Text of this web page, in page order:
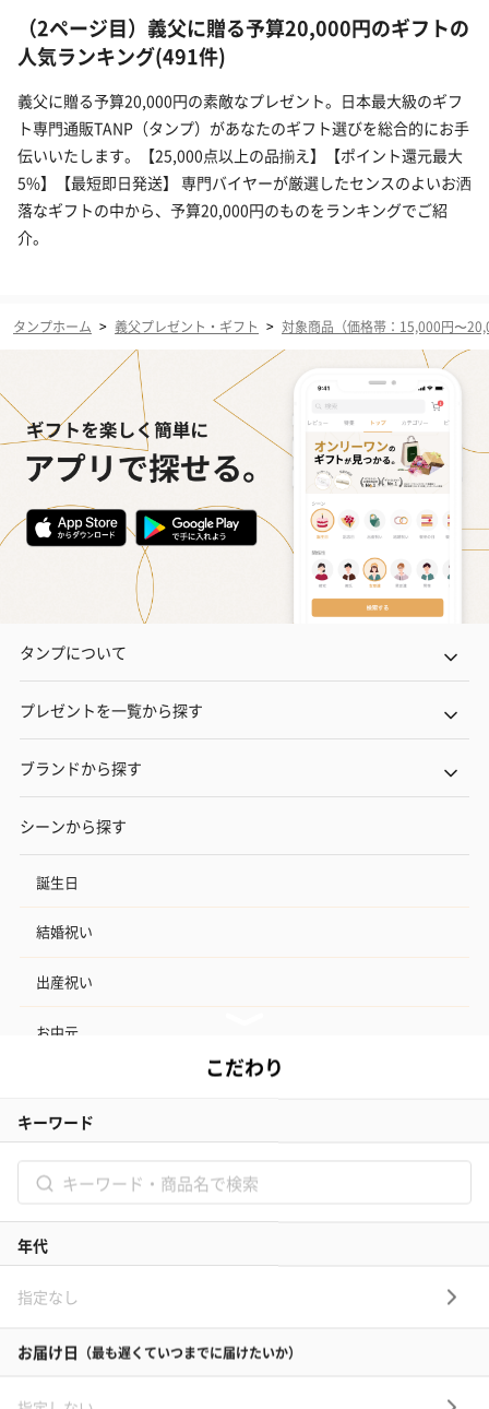
（2ページ目）義父に贈る予算20,000円のギフトの
人気ランキング(491件)
義父に贈る予算20,000円の素敵なプレゼント。日本最大級のギフ
ト専門通販TANP（タンプ）があなたのギフト選びを総合的にお手
伝いいたします。【25,000点以上の品揃え】【ポイント還元最大
5%】【最短即日発送】 専門バイヤーが厳選したセンスのよいお洒
落なギフトの中から、予算20,000円のものをランキングでご紹
介。
タンプホーム > 義父プレゼント・ギフト > 対象商品（価格帯：15,000円〜
タンプについて
プレゼントを一覧から探す
ブランドから探す
シーンから探す
誕生日
結婚祝い
出産祝い
お中元
結婚記念日
お礼